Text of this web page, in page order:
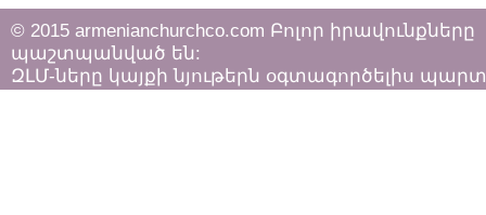
© 2015 armenianchurchco.com Բոլոր իրավունքները
պաշտպանված են:
ԶԼՄ-ները կայքի նյութերն օգտագործելիս